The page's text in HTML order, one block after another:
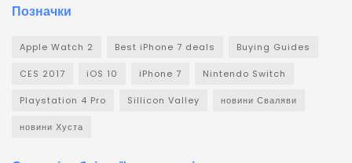
Позначки
Apple Watch 2 Best iPhone 7 deals Buying Guides
CES 2017 iOS 10 iPhone 7 Nintendo Switch
Playstation 4 Pro Sillicon Valley новини Сваляви
новини Хуста